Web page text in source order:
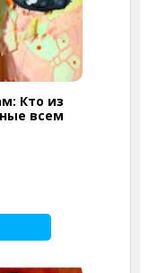
Кто из
всем